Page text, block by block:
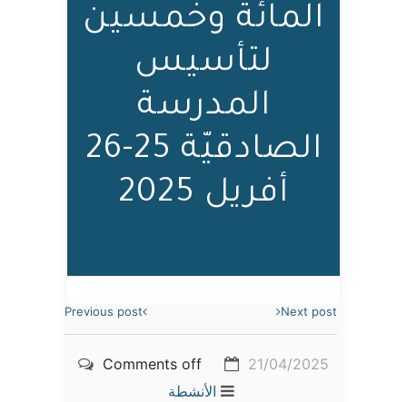
المائة وخمسين
لتأسيس
المدرسة
الصادقيّة 25-26
أفريل 2025
Previous post Next post
21/04/2025
Comments off
الأنشطة